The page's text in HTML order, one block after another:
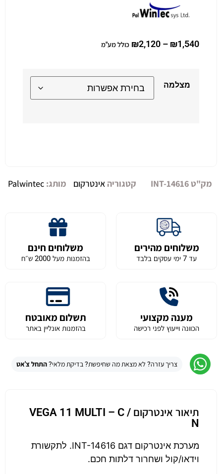
₪1,540
–
₪2,120 כולל מע"מ
מצלמה
מק"ט INT-14616 קטגוריה אינטרקום מותג:Palwintec
משלוחים מהירים
עד 7 ימי עסקים בלבד
משלוחים חינם
בהזמנות מעל 2000 ש״ח
מענה מקצועי
הכוונה וייעוץ לפני רכישה
תשלום מאובטח
בהזמנות אונליין באתר
צריך עזרה? לא מצאת מה שחיפשת? בדיקת מלאי?התחל צ'אט
תיאור אינטרקום VEGA 11 MULTI – C /
N
מערכת אינטרקום דגם INT-14616. לתקשורת
וידאו/קול ושחרור דלתות חכם.